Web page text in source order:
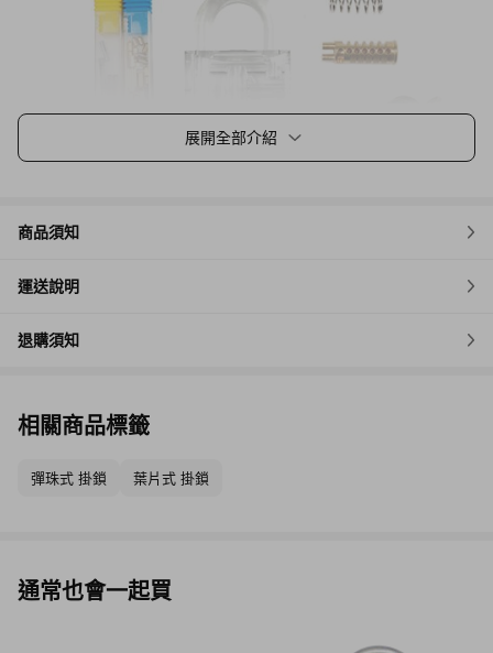
展開全部介紹
商品須知
運送說明
退購須知
相關商品標籤
彈珠式 掛鎖 葉片式 掛鎖
通常也會一起買